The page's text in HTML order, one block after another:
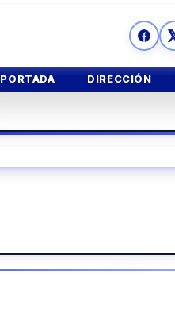
PORTADA DIRECCIÓN